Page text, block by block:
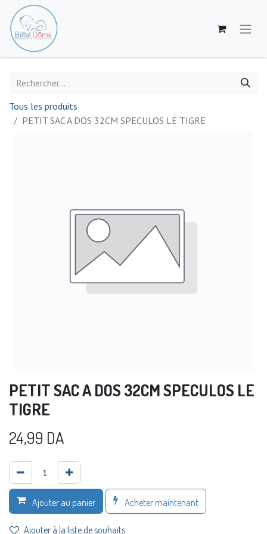
Tous les produits
PETIT SAC A DOS 32CM SPECULOS LE TIGRE
PETIT SAC A DOS 32CM SPECULOS LE
TIGRE
24,99 DA
Ajouter au panier Acheter maintenant
Ajouter à la liste de souhaits